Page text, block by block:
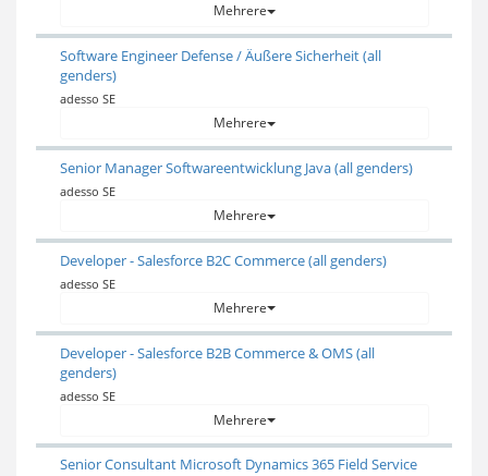
Mehrere
Software Engineer Defense / Äußere Sicherheit (all
genders)
adesso SE
Mehrere
Senior Manager Softwareentwicklung Java (all genders)
adesso SE
Mehrere
Developer - Salesforce B2C Commerce (all genders)
adesso SE
Mehrere
Developer - Salesforce B2B Commerce & OMS (all
genders)
adesso SE
Mehrere
Senior Consultant Microsoft Dynamics 365 Field Service